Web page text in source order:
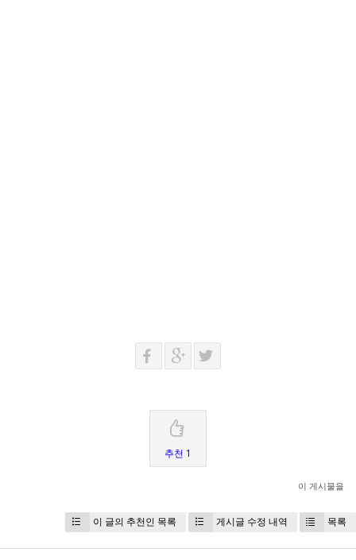
추천 1
이 게시물을
이 글의 추천인 목록 게시글 수정 내역 목록